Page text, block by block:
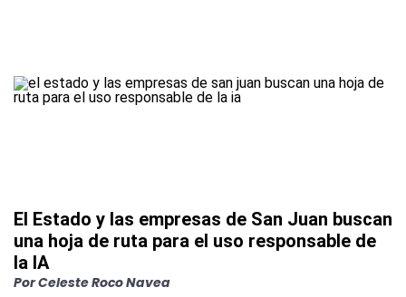
El Estado y las empresas de San Juan buscan
una hoja de ruta para el uso responsable de
la IA
PorCeleste Roco Navea